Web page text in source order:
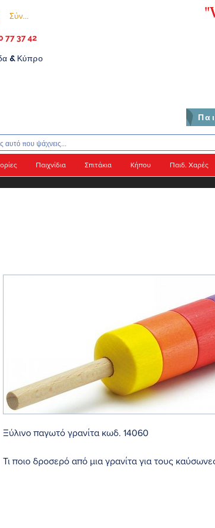
Σύνδεση
77 37 42
& Κύπρο
"
Παιχνίδια Σπιτάκια Κήπου Παιδ. Χαρές
Ξύλινο παγωτό γρανίτα κωδ. 14060
Τι ποιο δροσερό από μια γρανίτα για τους